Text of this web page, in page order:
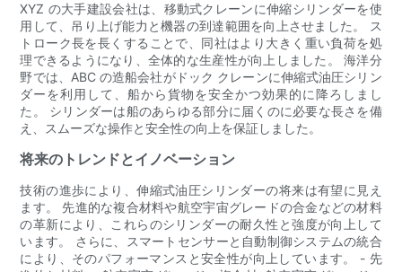
XYZ の大手建設会社は、移動式クレーンに伸縮シリンダーを使
用して、吊り上げ能力と機器の到達範囲を向上させました。 ス
トローク長を長くすることで、同社はより大きく重い負荷を処
理できるようになり、全体的な生産性が向上しました。 海洋分
野では、ABC の造船会社がドック クレーンに伸縮式油圧シリン
ダーを利用して、船から貨物を安全かつ効果的に降ろしまし
た。 シリンダーは船のあらゆる部分に届くのに必要な長さを備
え、スムーズな操作と安全性の向上を保証しました。
将来のトレンドとイノベーション
技術の進歩により、伸縮式油圧シリンダーの将来は有望に見え
ます。 先進的な複合材料や航空宇宙グレードの合金などの材料
の革新により、これらのシリンダーの耐久性と強度が向上して
います。 さらに、スマートセンサーと自動制御システムの統合
により、そのパフォーマンスと安全性が向上しています。 - 先